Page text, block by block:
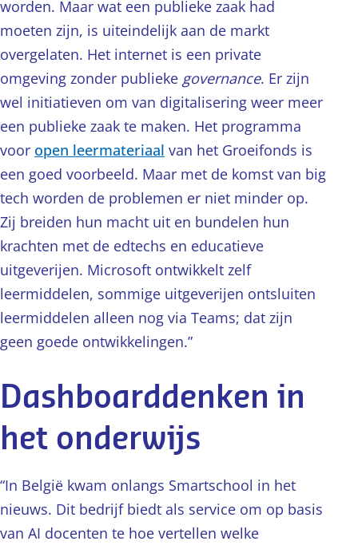
worden. Maar wat een publieke zaak had
moeten zijn, is uiteindelijk aan de markt
overgelaten. Het internet is een private
omgeving zonder publieke governance. Er zijn
wel initiatieven om van digitalisering weer meer
een publieke zaak te maken. Het programma
voor open leermateriaal van het Groeifonds is
een goed voorbeeld. Maar met de komst van big
tech worden de problemen er niet minder op.
Zij breiden hun macht uit en bundelen hun
krachten met de edtechs en educatieve
uitgeverijen. Microsoft ontwikkelt zelf
leermiddelen, sommige uitgeverijen ontsluiten
leermiddelen alleen nog via Teams; dat zijn
geen goede ontwikkelingen.”
Dashboarddenken in
het onderwijs
“In België kwam onlangs Smartschool in het
nieuws. Dit bedrijf biedt als service om op basis
van AI docenten te hoe vertellen welke